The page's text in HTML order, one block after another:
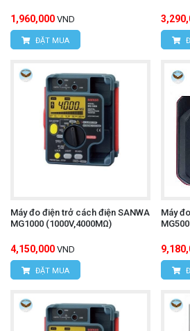
1,960,000 VND
ĐẶT MUA
Máy đo điện trở cách điện SANWA
MG1000 (1000V,4000MΩ)
4,150,000 VND
ĐẶT MUA
Máy